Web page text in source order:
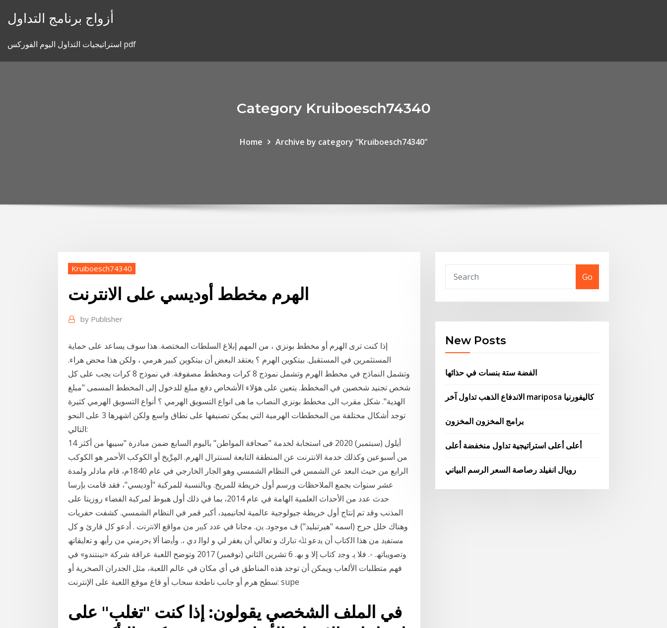
أزواج برنامج التداول
استراتيجيات التداول اليوم الفوركس pdf
Category Kruiboesch74340
Home Archive by category "Kruiboesch74340"
Kruiboesch74340
الهرم مخطط أوديسي على الانترنت
by Publisher
إذا كنت ترى الهرم أو مخطط بونزي ، من المهم إبلاغ السلطات المختصة. هذا سوف يساعد على حماية
المستثمرين في المستقبل. بيتكوين الهرم ؟ يعتقد البعض أن بيتكوين كبير هرمي ، ولكن هذا محض هراء.
وتشمل النماذج في مخطط الهرم وتشمل نموذج 8 كرات ومخطط مصفوفة. في نموذج 8 كرات يجب على كل
شخص تجنيد شخصين في المخطط. يتعين على هؤلاء الأشخاص دفع مبلغ للدخول إلى المخطط المسمى "مبلغ
الهدية". شكل مقرب الى مخطط بونزي النصاب ما هى انواع التسويق الهرمي ؟ أنواع التسويق الهرمي كثيرة
توجد أشكال مختلفة من المخططات الهرمية التي يمكن تصنيفها على نطاق واسع ولكن اشهرها 3 على النحو
التالي:
14 أيلول (سبتمبر) 2020 فى استجابة لخدمة "صحافة المواطن" باليوم السابع ضمن مبادرة "سيبها من أكثر
من أسبوعين وكذلك خدمة الانترنت عن المنطقة التابعة لسنترال الهرم. المِرِّيخ أو الكوكب الأحمر هو الكوكب
الرابع من حيث البعد عن الشمس في النظام الشمسي وهو الجار الخارجي في عام 1840م، قام مادلر ولمدة
عشر سنوات بجمع الملاحظات ورسم أول خريطة للمريخ. وبالنسبة للمركبة "أوديسي"، فقد قامت بإرسا
حدث عدد من الأحداث العلمية الهامة في عام 2014، بما في ذلك أول هبوط لمركبة الفضاء روزيتا على
المذنب وقد تم إنتاج أول خريطة جيولوجية عالمية لجانيميد، أكبر قمر في النظام الشمسي. كشفت حفريات
وهناك خلل حرج (اسمه "هيرتبليد") ف ﻣوﺟود. ﯾن. ﻣﺟﺎﻧﺎ ﻓﻲ ﻋدد ﮐﺑﯾر ﻣن ﻣواﻗﻊ اﻻﻧﺗرﻧت . أدﻋو ﮐل ﻗﺎرئ و ﮐل
ﻣﺳﺗﻔﯾد ﻣن ھذا اﻟﮐﺗﺎب أن ﯾدﻋو ﷲ ﺗﺑﺎرك و ﺗﻌﺎﻟﻲ أن ﯾﻐﻔر ﻟﻲ و ﻟواﻟ دي ،. وأﯾﺿﺎ أﻻ ﯾﺣرﻣﻧﻲ ﻣن رأﯾﮫ و ﺗﻌﻟﯾﻘﺎﺗﮫ
وﺗﺻوﯾﺑﺎﺗﮫ. -. ﻓﻼ ﯾ. وﺟد ﮐﺗﺎب إﻻ و ﺑﮫ. 6 تشرين الثاني (نوفمبر) 2017 وتوضح اللعبة عراقة شركة «نينتندو» في
فهم متطلبات الألعاب ويمكن أن توجد هذه المناطق في أي مكان في عالم اللعبة، مثل الجدران الصخرية أو
سطح هرم أو جانب ناطحة سحاب أو قاع موقع اللعبة على الإنترنت: supe
في الملف الشخصي يقولون: إذا كنت "تغلب" على
Go
New Posts
الفضة ستة بنسات في حذائها
الاندفاع الذهب تداول آخر mariposa كاليفورنيا
برامج المخزون المخزون
أعلى أعلى استراتيجية تداول منخفضة أعلى
رويال انفيلد رصاصة السعر الرسم البياني